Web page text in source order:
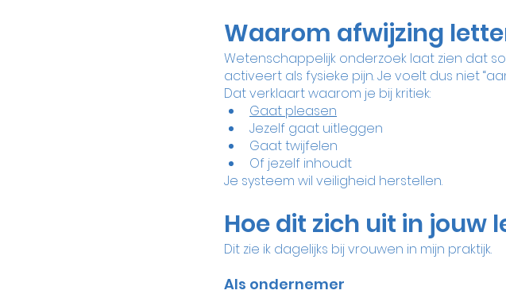
Waarom afwijzing
Wetenschappelijk onderzoek laat zien dat
activeert als fysieke pijn. Je voelt dus niet
Dat verklaart waarom je bij kritiek:
Gaat pleasen
Jezelf gaat uitleggen
Gaat twijfelen
Of jezelf inhoudt
Je systeem wil veiligheid herstellen.
Hoe dit zich uit in jouw
Dit zie ik dagelijks bij vrouwen in mijn praktijk.
Als ondernemer